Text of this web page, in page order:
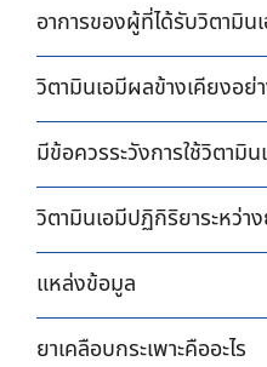
อาการของผู้ที่ได้รับวิตามิน
วิตามินเอมีผลข้างเคียงอย่
มีข้อควรระวังการใช้วิตามิน
วิตามินเอมีปฏิกิริยาระหว่า
แหล่งข้อมูล
ยาเคลือบกระเพาะคืออะไร